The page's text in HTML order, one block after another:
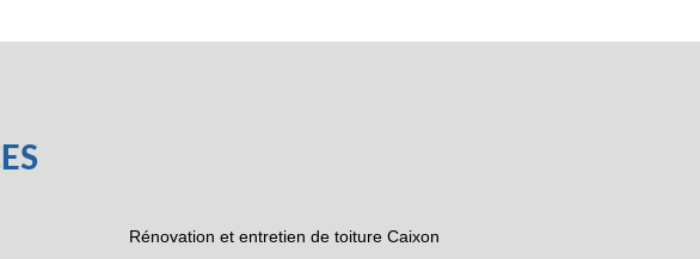
Rénovation et entretien de toiture Caixon